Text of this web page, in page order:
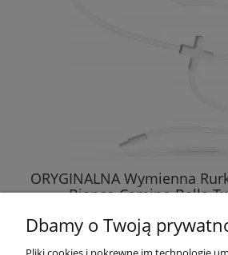
ORYGINALNA Wymienna
Bianco Camino Bella
20,89 zł
Dbamy o Twoją